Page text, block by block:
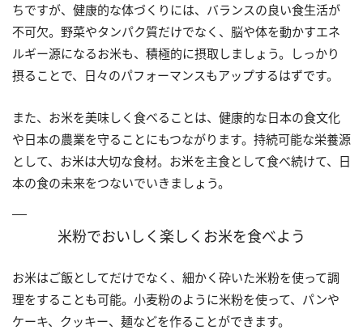
ちですが、健康的な体づくりには、バランスの良い食生活が
不可欠。野菜やタンパク質だけでなく、脳や体を動かすエネ
ルギー源になるお米も、積極的に摂取しましょう。しっかり
摂ることで、日々のパフォーマンスもアップするはずです。
また、お米を美味しく食べることは、健康的な日本の食文化
や日本の農業を守ることにもつながります。持続可能な栄養源
として、お米は大切な食材。お米を主食として食べ続けて、日
本の食の未来をつないでいきましょう。
米粉でおいしく楽しくお米を食べよう
お米はご飯としてだけでなく、細かく砕いた米粉を使って調
理をすることも可能。小麦粉のように米粉を使って、パンや
ケーキ、クッキー、麺などを作ることができます。